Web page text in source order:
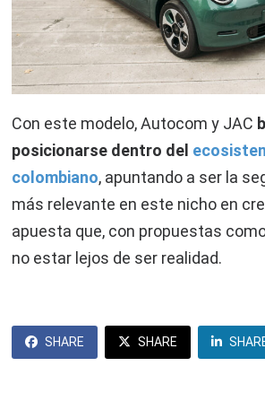
Con este modelo, Autocom y JAC
posicionarse dentro del
colombiano, apuntando a ser la
más relevante en este nicho en
apuesta que, con propuestas
no estar lejos de ser realidad.
SHARE SHARE